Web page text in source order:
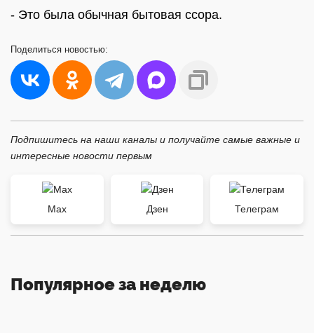
- Это была обычная бытовая ссора.
Поделиться новостью:
Подпишитесь на наши каналы и получайте самые важные и
интересные новости первым
Max Дзен Телеграм
Популярное за неделю